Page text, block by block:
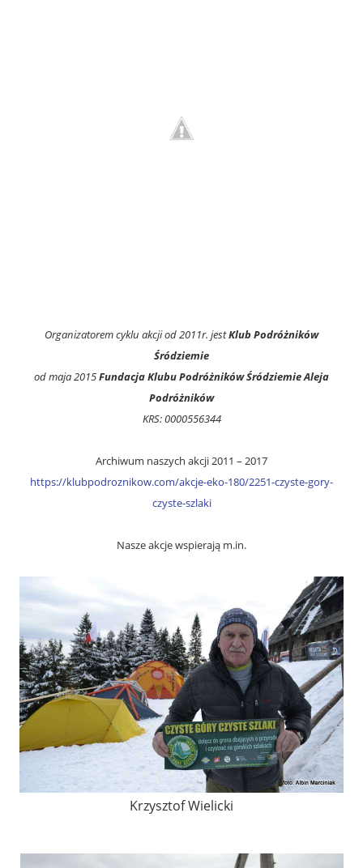
Organizatorem cyklu akcji od 2011r. jestKlub Podróżników
Śródziemie
od maja 2015Fundacja Klubu Podróżników Śródziemie Aleja
Podróżników
KRS: 0000556344
Archiwum naszych akcji 2011 – 2017
https://klubpodroznikow.com/akcje-eko-180/2251-czyste-gory-
czyste-szlaki
Nasze akcje wspierają m.in.
Krzysztof Wielicki